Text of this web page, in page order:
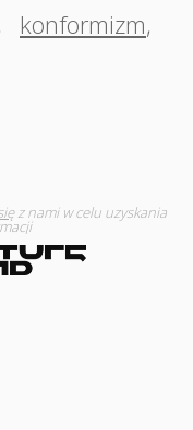
konformizm,
z nami w celu uzyskania